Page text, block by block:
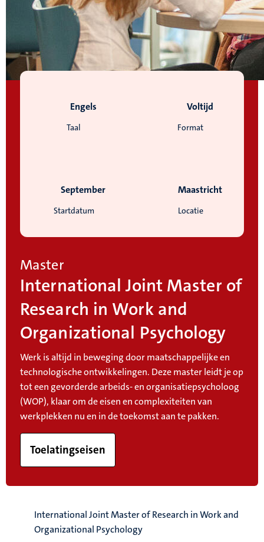
Taal
Engels
Format
Voltijd
Startdatum
September
Locatie
Maastricht
Master
International Joint Master of
Research in Work and
Organizational Psychology
Werk is altijd in beweging door maatschappelijke en
technologische ontwikkelingen. Deze master leidt je op
tot een gevorderde arbeids- en organisatiepsycholoog
(WOP), klaar om de eisen en complexiteiten van
werkplekken nu en in de toekomst aan te pakken.
Toelatingseisen
International Joint Master of Research in Work and
Organizational Psychology